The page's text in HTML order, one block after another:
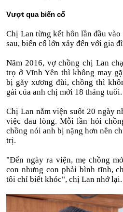
Vượt qua biến cố
Chị Lan từng kết hôn lần đầu
sau, biến cố lớn xảy đến với gia
Năm 2016, vợ chồng chị Lan
trọ ở Vĩnh Yên thì không may
bị gãy xương đùi, chồng thì
gái của anh chị mới 18 tháng tuổi.
Chị Lan nằm viện suốt 20 ngày
việc đau lòng. Mỗi lần hỏi
chồng nói anh bị nặng hơn nên
trị.
"Đến ngày ra viện, mẹ chồng
con nhưng con phải bình tĩnh,
tôi chỉ biết khóc", chị Lan nhớ lại.